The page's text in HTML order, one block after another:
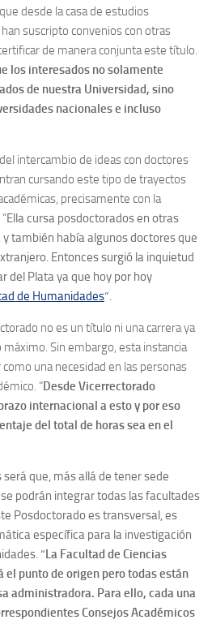
desde la casa de estudios
suscripto convenios con otras
de manera conjunta este título.
los interesados no solamente
de nuestra Universidad, sino
nacionales e incluso
intercambio de ideas con doctores
cursando este tipo de trayectos
precisamente con la
Ella cursa posdoctorados en otras
también había algunos doctores que
Entonces surgió la inquietud
del Plata ya que hoy por hoy
de Humanidades“.
no es un título ni una carrera ya
Sin embargo, esta instancia
una necesidad en las personas
“Desde Vicerrectorado
internacional a esto y por eso
del total de horas sea en el
que, más allá de tener sede
podrán integrar todas las facultades
Posdoctorado es transversal, es
específica para la investigación
“ La Facultad de Ciencias
el punto de origen pero todas están
administradora. Para ello, cada una
Consejos Académicos